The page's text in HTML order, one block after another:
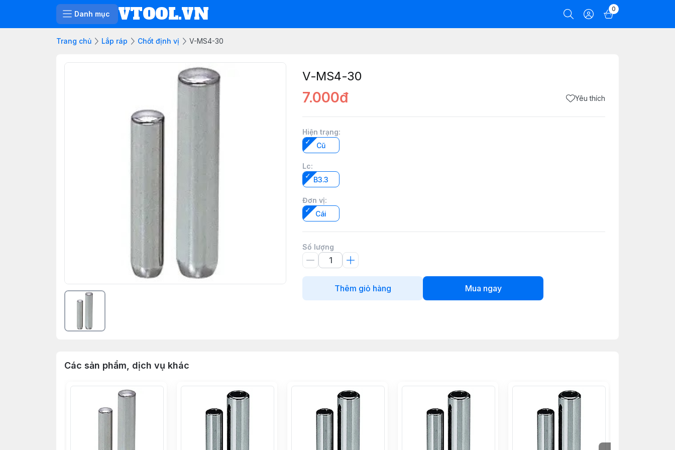
Danh mục VTOOL.VN 0
Trang chủ Lắp ráp Chốt định vị V-MS4-30
V-MS4-30
7.000đ Yêu thích
Hiện trạng:
Cũ
Lc:
B3.3
Đơn vị:
Cái
Số lượng
Thêm giỏ hàng Mua ngay
Các sản phẩm, dịch vụ khác